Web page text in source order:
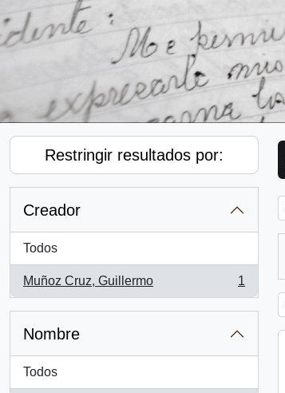
Restringir resultados por:
Creador
Todos
Muñoz Cruz, Guillermo
, 1 resultados
1
Nombre
Todos